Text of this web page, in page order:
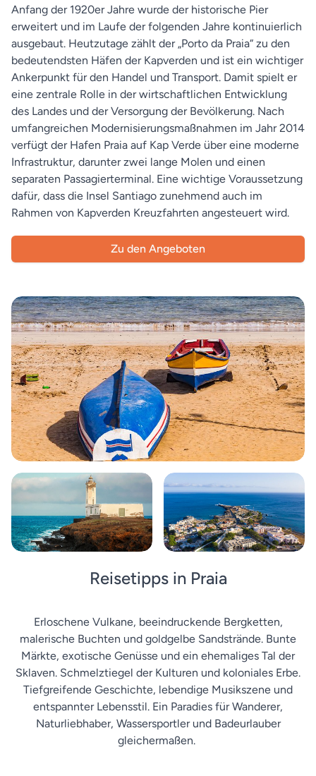
Anfang der 1920er Jahre wurde der historische Pier
erweitert und im Laufe der folgenden Jahre kontinuierlich
ausgebaut. Heutzutage zählt der „Porto da Praia“ zu den
bedeutendsten Häfen der Kapverden und ist ein wichtiger
Ankerpunkt für den Handel und Transport. Damit spielt er
eine zentrale Rolle in der wirtschaftlichen Entwicklung
des Landes und der Versorgung der Bevölkerung. Nach
umfangreichen Modernisierungsmaßnahmen im Jahr 2014
verfügt der Hafen Praia auf Kap Verde über eine moderne
Infrastruktur, darunter zwei lange Molen und einen
separaten Passagierterminal. Eine wichtige Voraussetzung
dafür, dass die Insel Santiago zunehmend auch im
Rahmen von Kapverden Kreuzfahrten angesteuert wird.
Zu den Angeboten
Reisetipps in Praia
Erloschene Vulkane, beeindruckende Bergketten,
malerische Buchten und goldgelbe Sandstrände. Bunte
Märkte, exotische Genüsse und ein ehemaliges Tal der
Sklaven. Schmelztiegel der Kulturen und koloniales Erbe.
Tiefgreifende Geschichte, lebendige Musikszene und
entspannter Lebensstil. Ein Paradies für Wanderer,
Naturliebhaber, Wassersportler und Badeurlauber
gleichermaßen.